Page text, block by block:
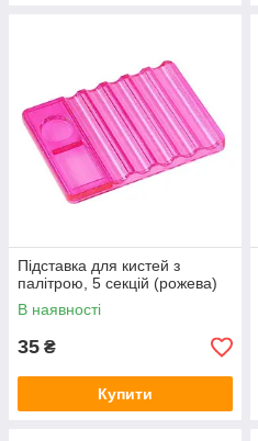
Підставка для кистей з
палітрою, 5 секцій (рожева)
В наявності
35 ₴
Купити